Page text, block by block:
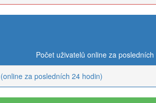
Počet uživatelů online za
za posledních 24 hodin)